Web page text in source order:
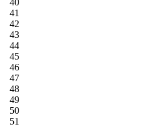
40
41
42
43
44
45
46
47
48
49
50
51